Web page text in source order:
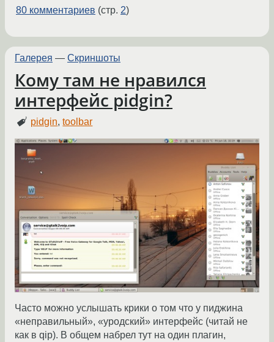
80 комментариев (стр. 2)
Галерея — Скриншоты
Кому там не нравился
интерфейс pidgin?
pidgin,toolbar
Часто можно услышать крики о том что у пиджина
«неправильный», «уродский» интерфейс (читай не
как в qip). В общем набрел тут на один плагин,